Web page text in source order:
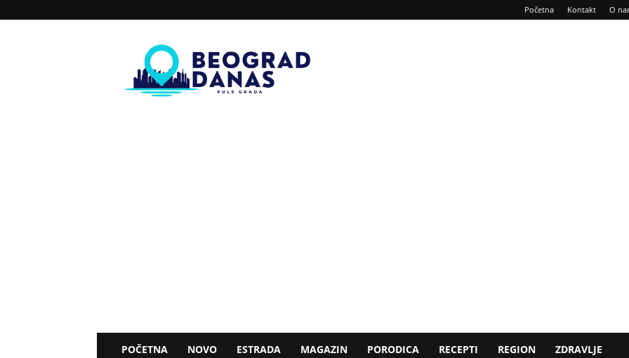
Početna Kontakt O
Beograd
Danas
POČETNA NOVO ESTRADA MAGAZIN PORODICA RECEPTI REGION ZDRAVLJE